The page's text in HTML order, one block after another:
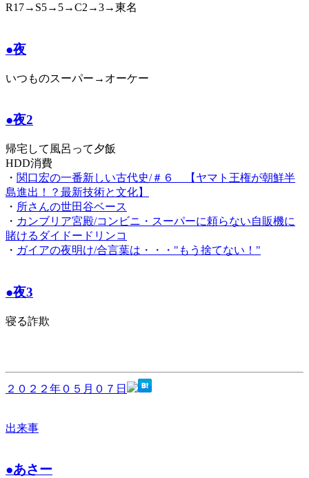
R17→S5→5→C2→3→東名
●夜
いつものスーパー→オーケー
●夜2
帰宅して風呂って夕飯
HDD消費
・ 関口宏の一番新しい古代史/＃６ 【ヤマト王権が朝鮮半
島進出！？最新技術と文化】
・ 所さんの世田谷ベース
・ カンブリア宮殿/コンビニ・スーパーに頼らない自販機に
賭けるダイドードリンコ
・ ガイアの夜明け/合言葉は・・・"もう捨てない！"
●夜3
寝る詐欺
２０２２年０５月０７日
出来事
●あさー